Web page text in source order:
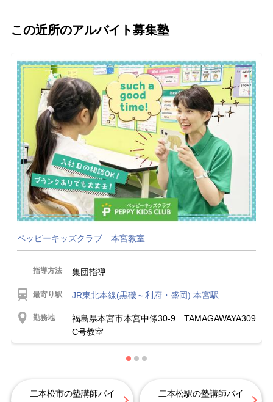
この近所のアルバイト募集塾
ペッピーキッズクラブ 本宮教室
指導方法 集団指導
最寄り駅 JR東北本線(黒磯～利府・盛岡) 本宮駅
勤務地
福島県本宮市本宮中條30-9 TAMAGAWAYA309
C号教室
二本松市の塾講師バイ
二本松駅の塾講師バイ